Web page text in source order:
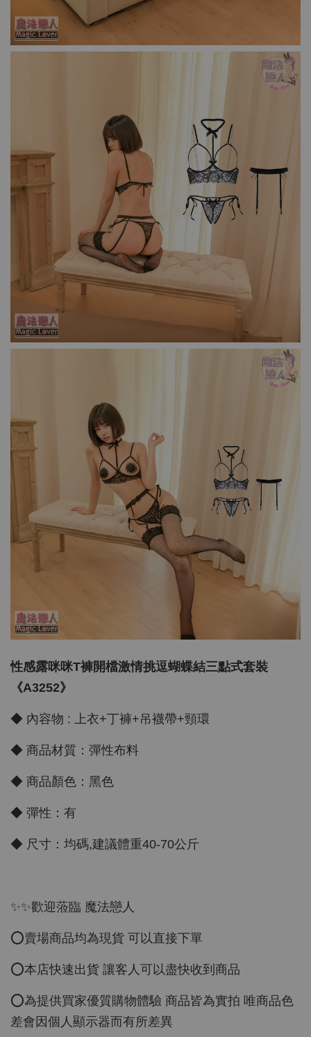
性感露咪咪T褲開檔激情挑逗蝴蝶結三點式套裝
《A3252》
◆ 內容物 : 上衣+丁褲+吊襪帶+頸環
◆ 商品材質：彈性布料
◆ 商品顏色：黑色
◆ 彈性：有
◆ 尺寸：均碼,建議體重40-70公斤
✨✨歡迎蒞臨 魔法戀人
⭕️賣場商品均為現貨 可以直接下單
⭕️本店快速出貨 讓客人可以盡快收到商品
⭕️為提供買家優質購物體驗 商品皆為實拍 唯商品色
差會因個人顯示器而有所差異